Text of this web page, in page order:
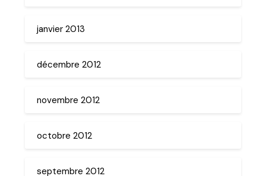
janvier 2013
décembre 2012
novembre 2012
octobre 2012
septembre 2012